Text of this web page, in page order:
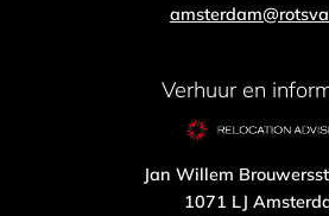
Verhuur en
Jan Willem
1071 LJ